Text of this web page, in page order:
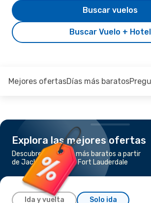
Buscar Vuelo + Hotel
Buscar vuelos
Mejores ofertasDías más baratos
Explora las mejores ofertas
Descubre los vuelos más baratos a partir
de Jacksonville, FL a Fort Lauderdale
Ida y vuelta Solo ida